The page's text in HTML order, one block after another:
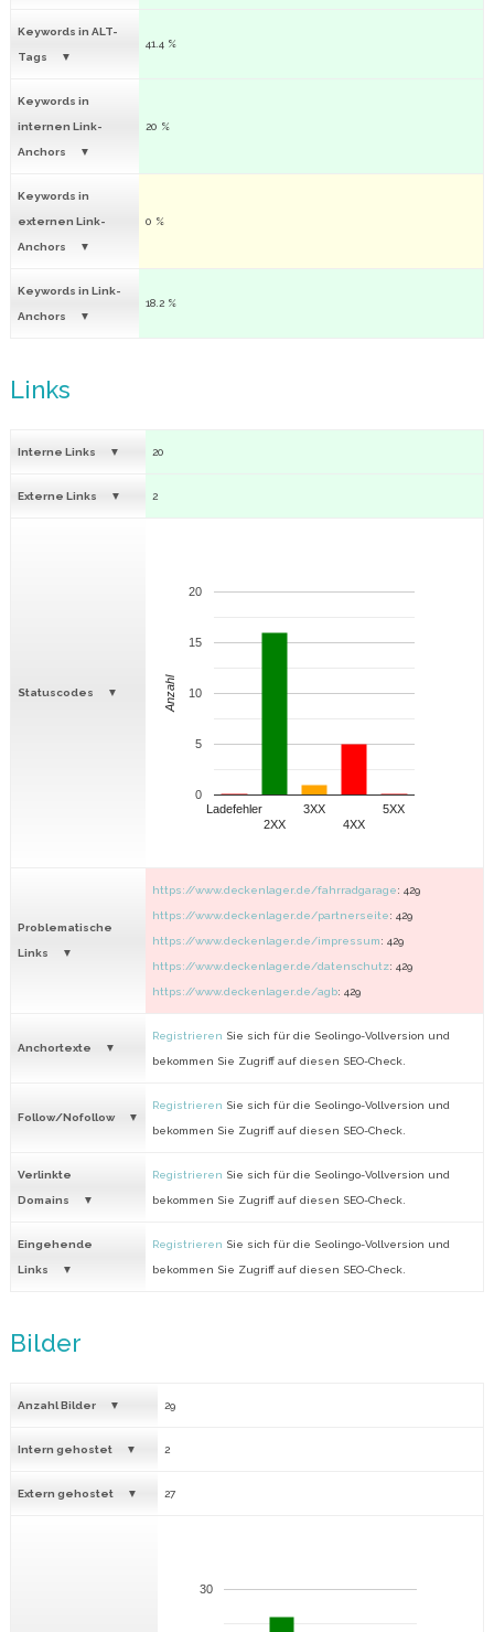
Keywords in ALT-
Tags
41.4 %
Keywords in
internen Link-
Anchors
20 %
Keywords in
externen Link-
Anchors
0 %
Keywords in Link-
Anchors
18.2 %
Links
Interne Links 20
Externe Links 2
Statuscodes
Ladefehler
2XX
3XX
4XX
5XX
0
5
10
15
20
Anzahl
Problematische
Links
https://www.deckenlager.de/fahrradgarage: 429
https://www.deckenlager.de/partnerseite: 429
https://www.deckenlager.de/impressum: 429
https://www.deckenlager.de/datenschutz: 429
https://www.deckenlager.de/agb: 429
Anchortexte
Registrieren Sie sich für die Seolingo-Vollversion und
bekommen Sie Zugriff auf diesen SEO-Check.
Follow/Nofollow
Registrieren Sie sich für die Seolingo-Vollversion und
bekommen Sie Zugriff auf diesen SEO-Check.
Verlinkte
Domains
Registrieren Sie sich für die Seolingo-Vollversion und
bekommen Sie Zugriff auf diesen SEO-Check.
Eingehende
Links
Registrieren Sie sich für die Seolingo-Vollversion und
bekommen Sie Zugriff auf diesen SEO-Check.
Bilder
Anzahl Bilder 29
Intern gehostet 2
Extern gehostet 27
30